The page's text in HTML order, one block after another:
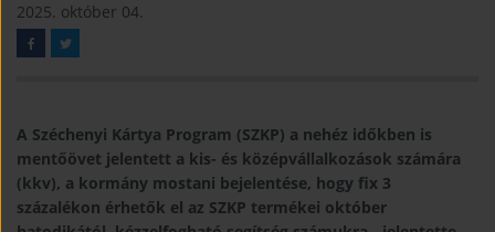
2025. október 04.
A Széchenyi Kártya Program (SZKP) a nehéz időkben is
mentőövet jelentett a kis- és középvállalkozások számára
(kkv), a kormány mostani bejelentése, hogy fix 3
százalékon érhetők el az SZKP termékei október